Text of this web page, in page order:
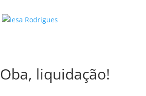
Oba, liquidação!